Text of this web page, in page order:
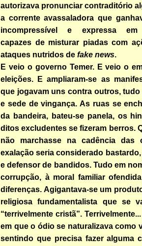
autorizava pronunciar contraditório
a corrente avassaladora que
incompressível e expressa em
capazes de misturar piadas com
ataques nutridos de fake news
E veio o governo Temer. E veio o
eleições. E ampliaram-se as
que jogavam uns contra outros,
e sede de vingança. As ruas se
da bandeira, bateu-se panela, os
ditos excludentes se fizeram berros.
não marchasse na cadência das
exalação seria considerado
e defensor de bandidos. Tudo em
corrupção, à moral familiar
diferenças. Agigantava-se um
religiosa fundamentalista que se
“terrivelmente cristã”.
em que o ódio se naturalizava como
sentindo que precisa fazer alguma